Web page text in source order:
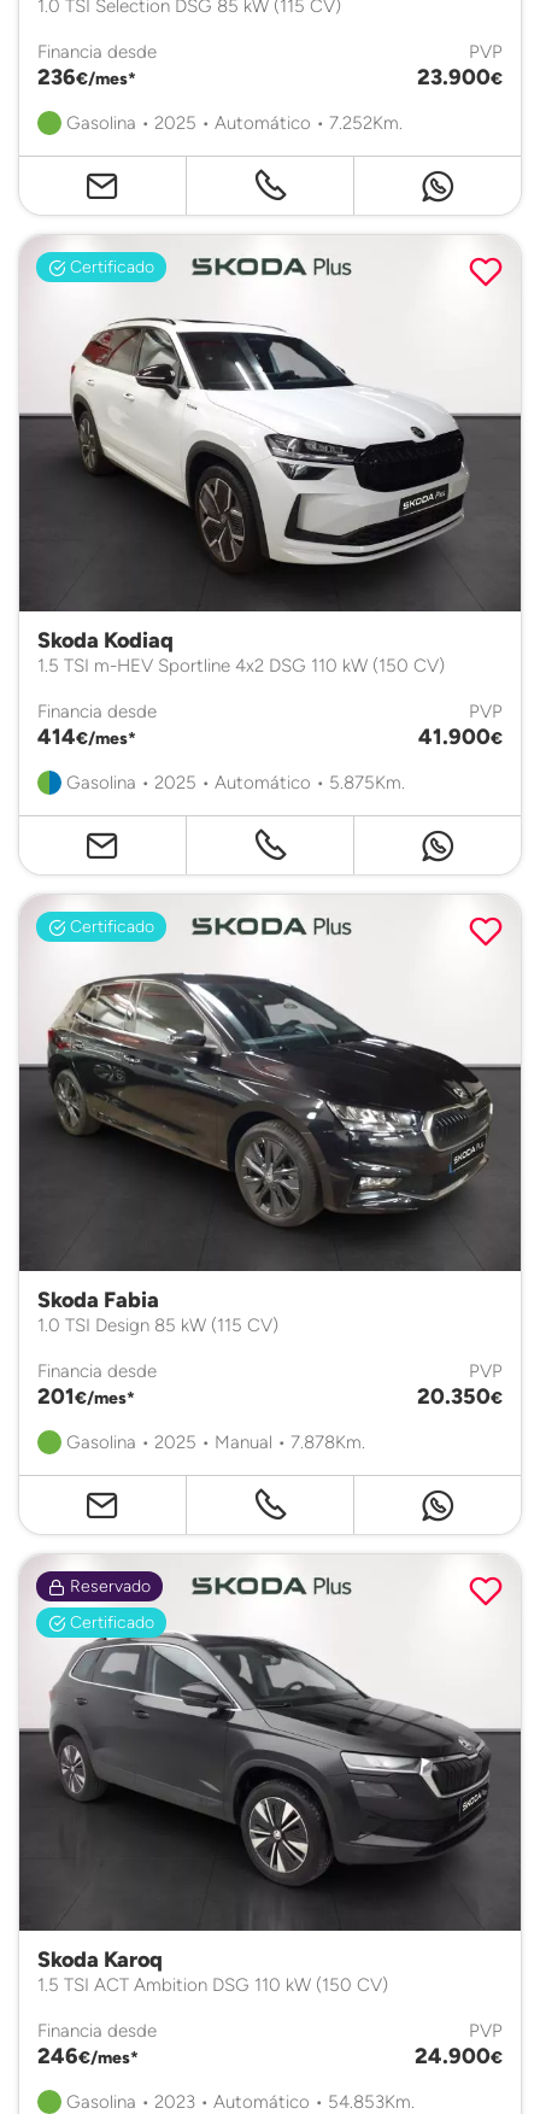
1.0 TSI Selection DSG 85 kW (115 CV)
Financia desde
236€/mes*
PVP
23.900€
Gasolina • 2025 • Automático • 7.252Km.
Certificado
Skoda Kodiaq
1.5 TSI m-HEV Sportline 4x2 DSG 110 kW (150 CV)
Financia desde
414€/mes*
PVP
41.900€
Gasolina • 2025 • Automático • 5.875Km.
Certificado
Skoda Fabia
1.0 TSI Design 85 kW (115 CV)
Financia desde
201€/mes*
PVP
20.350€
Gasolina • 2025 • Manual • 7.878Km.
Reservado
Certificado
Skoda Karoq
1.5 TSI ACT Ambition DSG 110 kW (150 CV)
Financia desde
246€/mes*
PVP
24.900€
Gasolina • 2023 • Automático • 54.853Km.